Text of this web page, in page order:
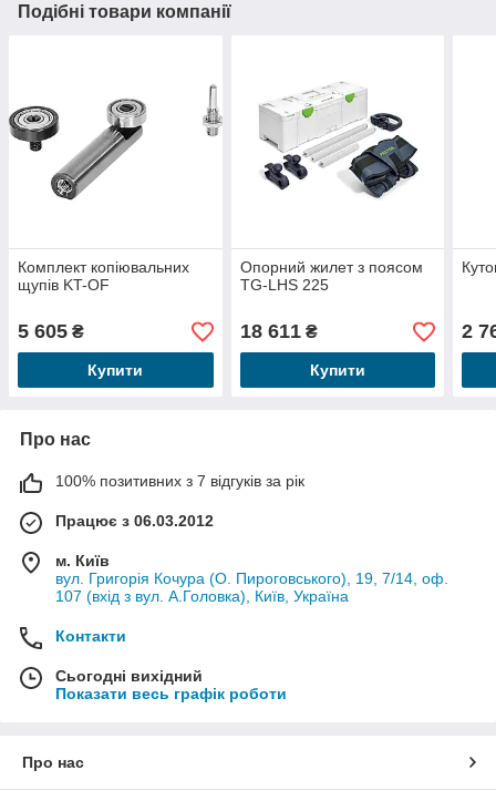
Подібні товари компанії
Комплект копіювальних
щупів KT-OF
5 605 ₴
Купити
Опорний жилет з поясом
TG-LHS 225
18 611₴
Купити
2
Про нас
100% позитивних з 7 відгуків за рік
Працює з 06.03.2012
м. Київ
вул. Григорія Кочура (О. Пироговського), 19, 7/14, оф.
107 (вхід з вул. А.Головка), Київ, Україна
Контакти
Сьогодні вихідний
Показати весь графік роботи
Про нас